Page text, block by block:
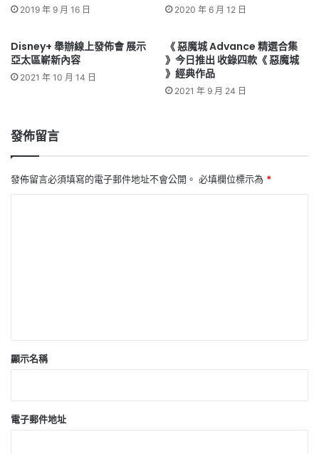
2019 年 9 月 16 日 2020 年 6 月 12 日
Disney+ 舉辦線上發佈會 展示
亞太區嶄新內容
2021 年 10 月 14 日
《 惡魔城 Advance 精選合集
》今日推出 收錄四款《 惡魔城
》經典作品
2021 年 9 月 24 日
發佈留言
發佈留言必須填寫的電子郵件地址不會公開。 必填欄位標示為 *
顯示名稱
電子郵件地址